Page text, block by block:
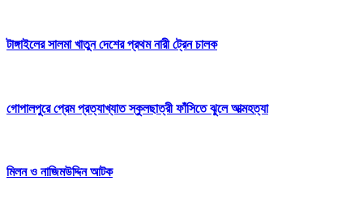
টাঙ্গাইলের সালমা খাতুন দেশের প্রথম নারী ট্রেন চালক
গোপালপুরে প্রেম প্রত্যাখ্যাত স্কুলছাত্রী ফাঁসিতে ঝুলে আত্মহত্যা
মিলন ও নাজিমউদ্দিন আটক